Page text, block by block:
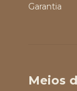
Garantia
Meios